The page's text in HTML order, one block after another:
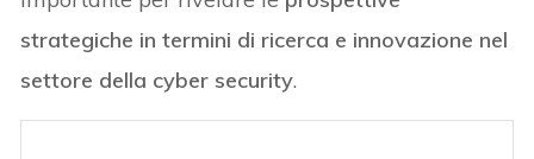
strategiche in termini di ricerca e innovazione nel
settore della cyber security.